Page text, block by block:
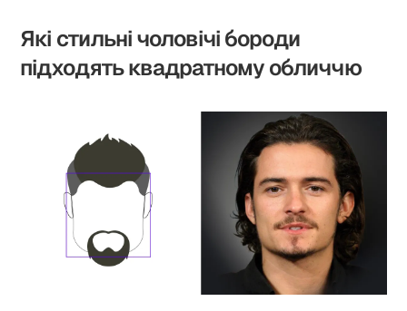
Які стильні чоловічі бороди
підходять квадратному обличчю